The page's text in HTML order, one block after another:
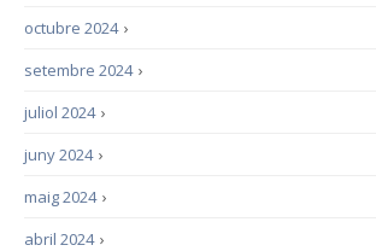
›
octubre 2024
›
setembre 2024
›
juliol 2024
›
juny 2024
›
maig 2024
›
abril 2024